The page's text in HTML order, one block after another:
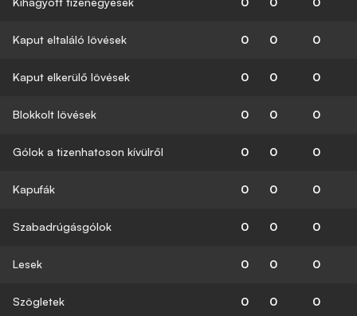
Kaput eltaláló lövések 0 0 0
Kaput elkerülő lövések 0 0 0
Blokkolt lövések 0 0 0
Gólok a tizenhatoson kívülről 0 0 0
Kapufák 0 0 0
Szabadrúgásgólok 0 0 0
Lesek 0 0 0
Szögletek 0 0 0